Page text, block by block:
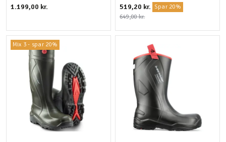
1.199,00 kr. 519,20 kr. Spar 20%
649,00 kr.
Mix 3 - spar 20%